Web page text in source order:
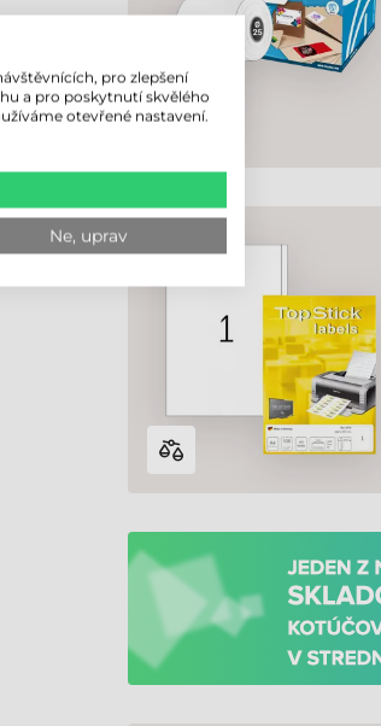
pro zlepšení
a pro poskytnutí skvělého
otevřené nastavení.
Ne, uprav